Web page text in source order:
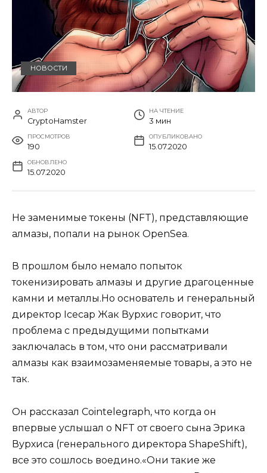
НОВОСТИ
АВТОР
CryptoHamster
НА ЧТЕНИЕ
3 мин
ПРОСМОТРОВ
190
ОПУБЛИКОВАНО
15.07.2020
ОБНОВЛЕНО
15.07.2020
Не заменимые токены (NFT), представляющие
алмазы, попали на рынок OpenSea.
В прошлом было немало попыток
токенизировать алмазы и другие драгоценные
камни и металлы.Но основатель и генеральный
директор Icecap Жак Вурхис говорит, что
проблема с предыдущими попытками
заключалась в том, что они рассматривали
алмазы как взаимозаменяемые товары, а это не
так.
Он рассказал Cointelegraph, что когда он
впервые услышал о NFT от своего сына Эрика
Вурхиса (генерального директора ShapeShift),
все это сошлось воедино.«Они такие же